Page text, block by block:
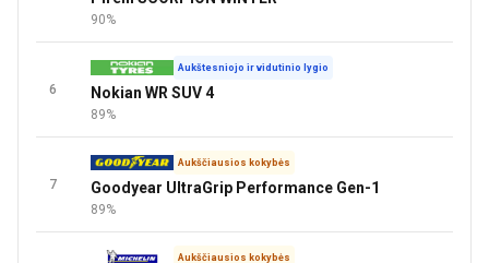
90%
6
Aukštesniojo ir vidutinio lygio
Nokian WR SUV 4
89%
7
Aukščiausios kokybės
Goodyear UltraGrip Performance Gen-1
89%
Aukščiausios kokybės